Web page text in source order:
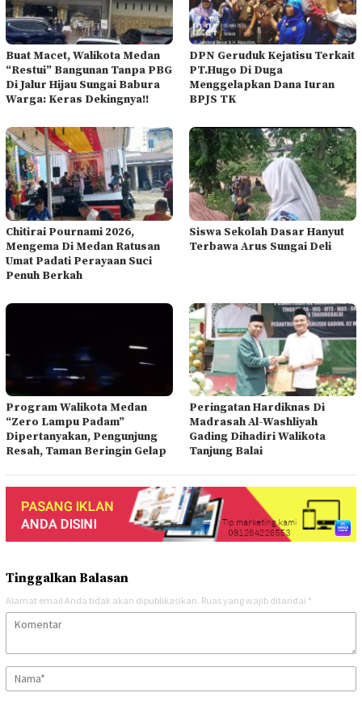
Buat Macet, Walikota Medan
“Restui” Bangunan Tanpa PBG
Di Jalur Hijau Sungai Babura
Warga: Keras Dekingnya!!
DPN Geruduk Kejatisu Terkait
PT.Hugo Di Duga
Menggelapkan Dana Iuran
BPJS TK
Chitirai Pournami 2026,
Mengema Di Medan Ratusan
Umat Padati Perayaan Suci
Penuh Berkah
Siswa Sekolah Dasar Hanyut
Terbawa Arus Sungai Deli
Program Walikota Medan
“Zero Lampu Padam”
Dipertanyakan, Pengunjung
Resah, Taman Beringin Gelap
Peringatan Hardiknas Di
Madrasah Al-Washliyah
Gading Dihadiri Walikota
Tanjung Balai
Tinggalkan Balasan
Alamat email Anda tidak akan dipublikasikan. Ruas yang wajib ditandai *